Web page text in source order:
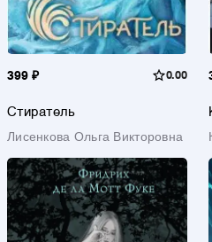
399 ₽ 0.00
Стиратель
Лисенкова Ольга Викторовна